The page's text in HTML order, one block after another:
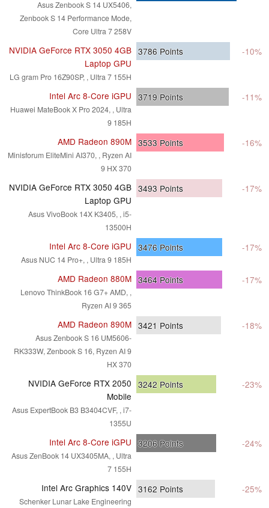
Asus Zenbook S 14 UX5406,
Zenbook S 14 Performance Mode,
Core Ultra 7 258V
NVIDIA GeForce RTX 3050 4GB
Laptop GPU
LG gram Pro 16Z90SP, , Ultra 7 155H
3786 Points -10%
Intel Arc 8-Core iGPU
Huawei MateBook X Pro 2024, , Ultra
9 185H
3719 Points -11%
AMD Radeon 890M
Minisforum EliteMini AI370, , Ryzen AI
9 HX 370
3533 Points -16%
NVIDIA GeForce RTX 3050 4GB
Laptop GPU
Asus VivoBook 14X K3405, , i5-
13500H
3493 Points -17%
Intel Arc 8-Core iGPU
Asus NUC 14 Pro+, , Ultra 9 185H
3476 Points -17%
AMD Radeon 880M
Lenovo ThinkBook 16 G7+ AMD, ,
Ryzen AI 9 365
3464 Points -17%
AMD Radeon 890M
Asus Zenbook S 16 UM5606-
RK333W, Zenbook S 16, Ryzen AI 9
HX 370
3421 Points -18%
NVIDIA GeForce RTX 2050
Mobile
Asus ExpertBook B3 B3404CVF, , i7-
1355U
3242 Points -23%
Intel Arc 8-Core iGPU
Asus ZenBook 14 UX3405MA, , Ultra
7 155H
3206 Points -24%
Intel Arc Graphics 140V
Schenker Lunar Lake Engineering
3162 Points -25%